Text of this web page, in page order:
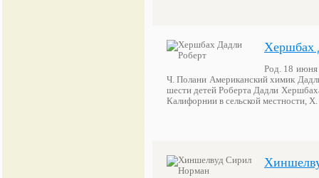
Хершбах
Род. 18 июня
Ч. Полани Американский химик
шести детей Роберта Дадли
Калифорнии в сельской местности,